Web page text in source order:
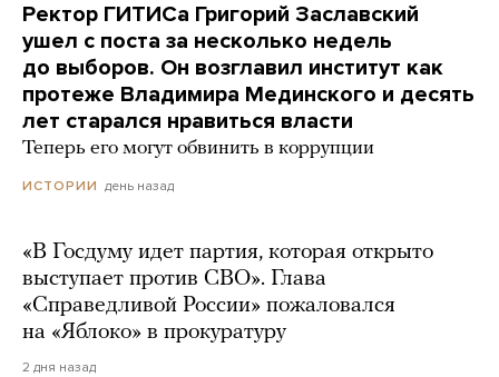
Ректор ГИТИСа Григорий Заславский
ушел с поста за несколько недель
до выборов. Он возглавил институт как
протеже Владимира Мединского и десять
лет старался нравиться власти
Теперь его могут обвинить в коррупции
ИСТОРИИ день назад
«В Госдуму идет партия, которая открыто
выступает против СВО». Глава
«Справедливой России» пожаловался
на «Яблоко» в прокуратуру
2 дня назад